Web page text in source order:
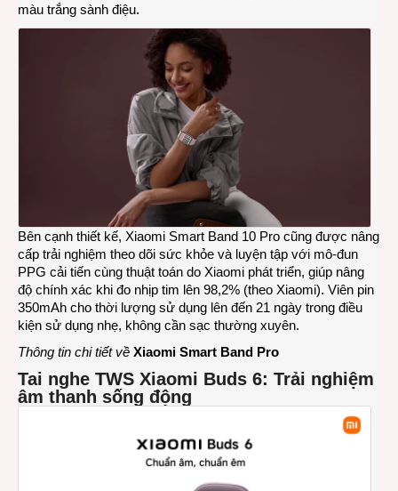
màu trắng sành điệu.
Bên cạnh thiết kế, Xiaomi Smart Band 10 Pro cũng được nâng
cấp trải nghiệm theo dõi sức khỏe và luyện tập với mô-đun
PPG cải tiến cùng thuật toán do Xiaomi phát triển, giúp nâng
độ chính xác khi đo nhịp tim lên 98,2% (theo Xiaomi). Viên pin
350mAh cho thời lượng sử dụng lên đến 21 ngày trong điều
kiện sử dụng nhẹ, không cần sạc thường xuyên.
Thông tin chi tiết về Xiaomi Smart Band Pro
Tai nghe TWS Xiaomi Buds 6: Trải nghiệm
âm thanh sống động